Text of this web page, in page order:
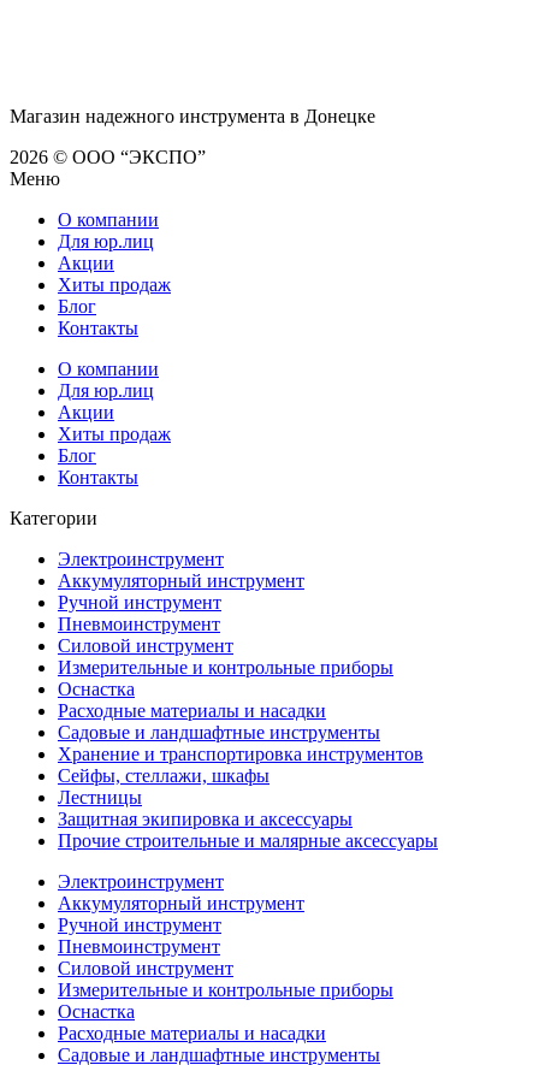
Магазин надежного инструмента в Донецке
2026 © ООО “ЭКСПО”
Меню
О компании
Для юр.лиц
Акции
Хиты продаж
Блог
Контакты
О компании
Для юр.лиц
Акции
Хиты продаж
Блог
Контакты
Категории
Электроинструмент
Аккумуляторный инструмент
Ручной инструмент
Пневмоинструмент
Силовой инструмент
Измерительные и контрольные приборы
Оснастка
Расходные материалы и насадки
Садовые и ландшафтные инструменты
Хранение и транспортировка инструментов
Сейфы, стеллажи, шкафы
Лестницы
Защитная экипировка и аксессуары
Прочие строительные и малярные аксессуары
Электроинструмент
Аккумуляторный инструмент
Ручной инструмент
Пневмоинструмент
Силовой инструмент
Измерительные и контрольные приборы
Оснастка
Расходные материалы и насадки
Садовые и ландшафтные инструменты